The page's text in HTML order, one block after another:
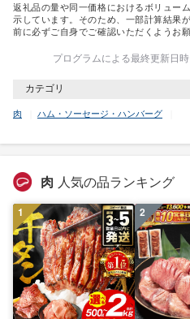
返礼品の量や同一価格におけるボリュー
示しています。そのため、一部計算結果
前に必ずご自身でご確認いただくようお願
プログラムによる最終更新日
カテゴリ
肉 ハム・ソーセージ・ハンバーグ
肉 人気の品ランキング
1 2